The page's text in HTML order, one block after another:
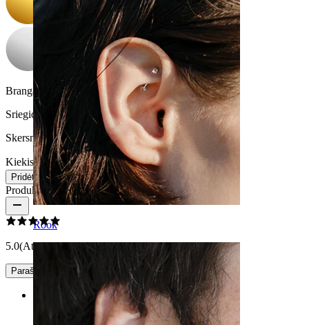
Rook
Brangakmenio spalva: Skaidri
Sriegio storis:
Skersmuo:11 mm
Kiekis 1
Keitimas
Pridėti į krepšelį
Produkto atsiliepimai
5.0(Atsiliepimų: 1)
Parašyti įvertinimą
Rating